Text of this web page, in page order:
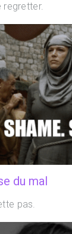
regretter.
du mal
pas.